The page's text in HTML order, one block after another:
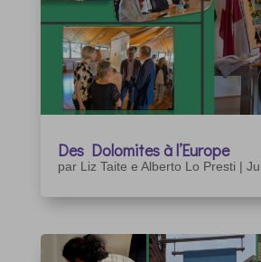
Des Dolomites à l’Europe
par Liz Taite e Alberto Lo Presti |